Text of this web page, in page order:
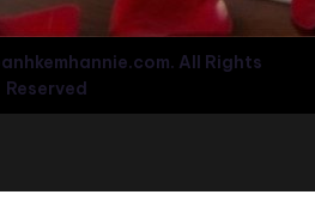
All Rights
Reserved